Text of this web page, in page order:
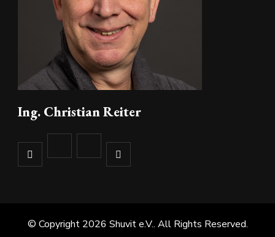
Ing. Christian Reiter
© Copyright 2026 Shuvit e.V.. All Rights Reserved.